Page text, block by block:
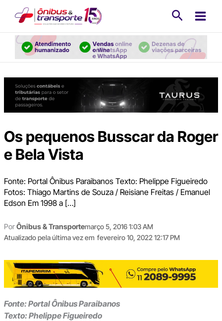
conteúdo
Os pequenos Busscar da Roger
e Bela Vista
Fonte: Portal Ônibus Paraibanos Texto: Phelippe Figueiredo
Fotos: Thiago Martins de Souza / Reisiane Freitas / Emanuel
Edson Em 1998 a […]
PorÔnibus & Transportemarço 5, 2016 1:03 AM
Atualizado pela última vez em fevereiro 10, 2022 12:17 PM
Fonte: Portal Ônibus Paraibanos
Texto: Phelippe Figueiredo